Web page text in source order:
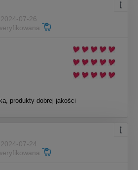
07-26
produkty dobrej jakości
07-24